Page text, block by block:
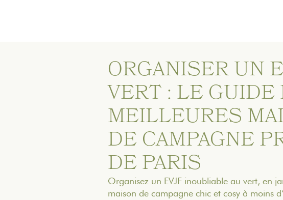
ORGANISER UN
VERT : LE GUIDE
MEILLEURES
DE CAMPAGNE
DE PARIS
Organisez un EVJF inoubliable au vert, en
maison de campagne chic et cosy à moins